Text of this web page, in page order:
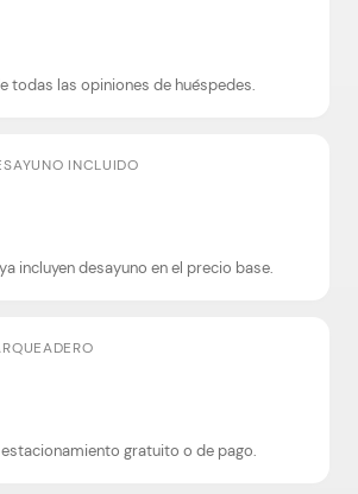
todas las opiniones de huéspedes.
INCLUIDO
incluyen desayuno en el precio base.
gratuito o de pago.